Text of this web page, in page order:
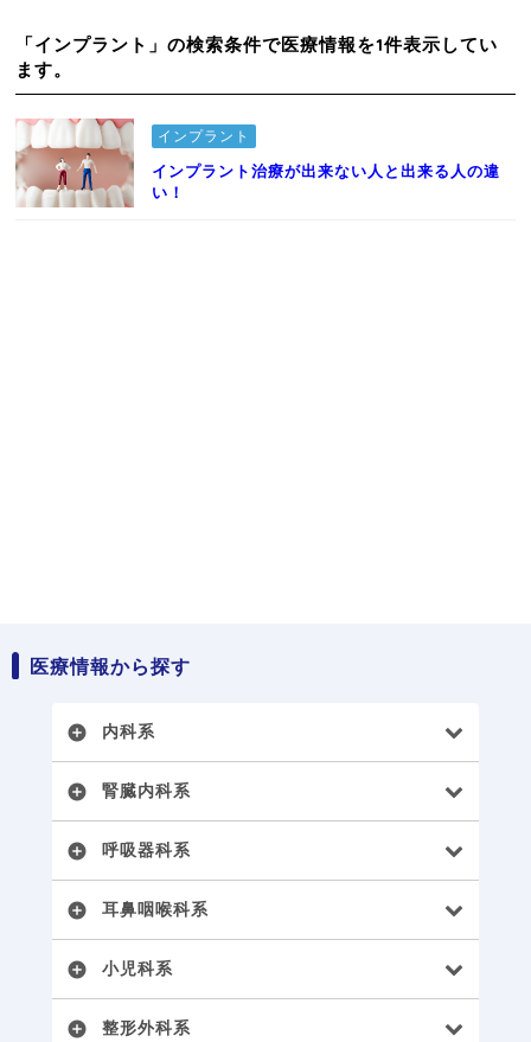
「インプラント」の検索条件で医療情報を1件表示してい
ます。
インプラント
インプラント治療が出来ない人と出来る人の違
い！
医療情報から探す
add_circle 内科系
add_circle 腎臓内科系
add_circle 呼吸器科系
add_circle 耳鼻咽喉科系
add_circle 小児科系
add_circle 整形外科系